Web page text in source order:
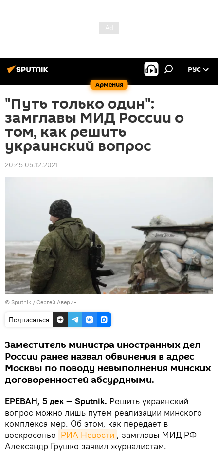
Армения
РУС
"Путь только один":
замглавы МИД России о
том, как решить
украинский вопрос
20:45 05.12.2021
© Sputnik / Сергей Аверин
Подписаться
Заместитель министра иностранных дел
России ранее назвал обвинения в адрес
Москвы по поводу невыполнения минских
договоренностей абсурдными.
ЕРЕВАН, 5 дек — Sputnik. Решить украинский
вопрос можно лишь путем реализации минского
комплекса мер. Об этом, как передает в
воскресенье РИА Новости , замглавы МИД РФ
Александр Грушко заявил журналистам.